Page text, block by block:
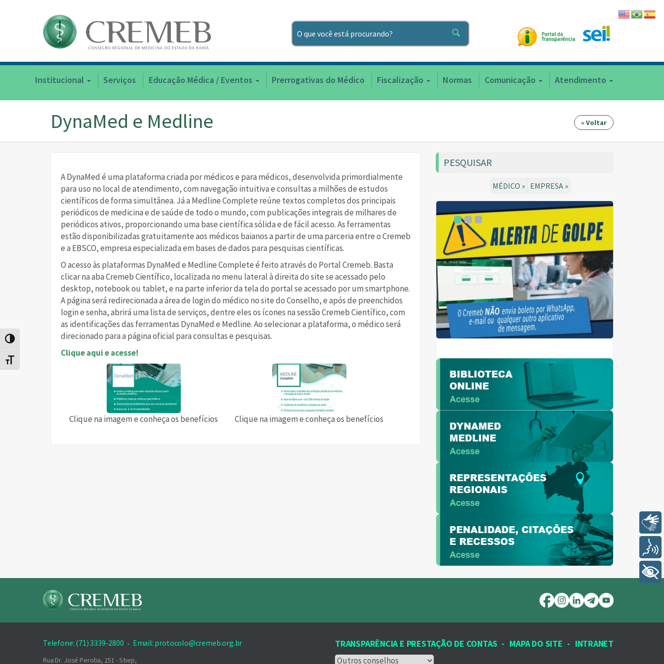
Alternar alto contraste
Alternar tamanho da fonte
Pesquisar
Institucional Serviços Educação Médica / Eventos Prerrogativas do Médico Fiscalização Normas Comunicação Atendimento
DynaMed e Medline « Voltar
A DynaMed é uma plataforma criada por médicos e para médicos, desenvolvida primordialmente
para uso no local de atendimento, com navegação intuitiva e consultas a milhões de estudos
científicos de forma simultânea. Já a Medline Complete reúne textos completos dos principais
periódicos de medicina e de saúde de todo o mundo, com publicações integrais de milhares de
periódicos ativos, proporcionando uma base científica sólida e de fácil acesso. As ferramentas
estão disponibilizadas gratuitamente aos médicos baianos a partir de uma parceria entre o Cremeb
e a EBSCO, empresa especializada em bases de dados para pesquisas científicas.
O acesso às plataformas DynaMed e Medline Complete é feito através do Portal Cremeb. Basta
clicar na aba Cremeb Científico, localizada no menu lateral à direita do site se acessado pelo
desktop, notebook ou tablet, e na parte inferior da tela do portal se acessado por um smartphone.
A página será redirecionada a área de login do médico no site do Conselho, e após de preenchidos
login e senha, abrirá uma lista de serviços, dentre eles os ícones na sessão Cremeb Científico, com
as identificações das ferramentas DynaMed e Medline. Ao selecionar a plataforma, o médico será
direcionado para a página oficial para consultas e pesquisas.
Clique aqui e acesse!
Clique na imagem e conheça os benefícios Clique na imagem e conheça os benefícios
PESQUISAR
MÉDICO » EMPRESA »
1 2 3
Telefone: (71) 3339-2800 - Email: protocolo@cremeb.org.br
Rua Dr. José Peroba, 251 - Stiep,
TRANSPARÊNCIA E PRESTAÇÃO DE CONTAS - MAPA DO SITE - INTRANET